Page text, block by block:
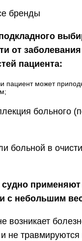
бренды
от
пациента:
пациент может
больного
больной в
применяют
с небольшим
возникает
не травмируются